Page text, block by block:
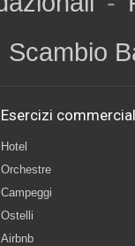
Scambio
Esercizi
Hotel
Orchestre
Campeggi
Ostelli
Airbnb